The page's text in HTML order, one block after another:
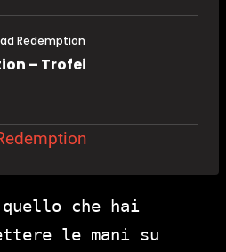
Redemption
– Trofei
che hai
le mani su